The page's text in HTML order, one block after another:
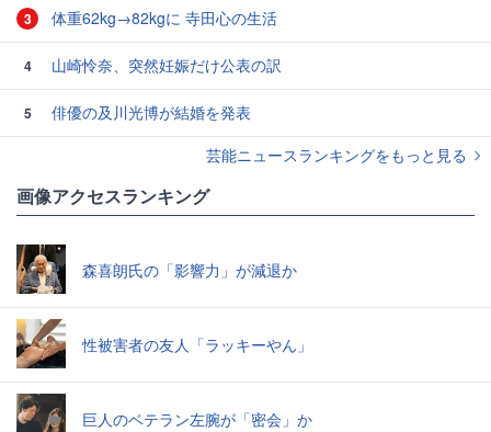
3 体重62kg→82kgに 寺田心の生活
4 山崎怜奈、突然妊娠だけ公表の訳
5
俳優の及川光博が結婚を発表
芸能ニュースランキングをもっと見る
画像アクセスランキング
森喜朗氏の「影響力」が減退か
性被害者の友人「ラッキーやん」
巨人のベテラン左腕が「密会」か